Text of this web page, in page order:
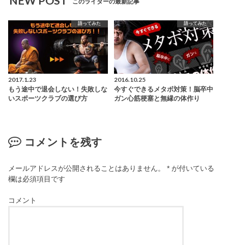
このライターの最新記事
語ってみた
2017.1.23
もう途中で退会しない！失敗しな
いスポーツクラブの選び方
語ってみた
2016.10.25
今すぐできるメタボ対策！脳卒中
ガン心筋梗塞と無縁の体作り
コメントを残す
メールアドレスが公開されることはありません。 * が付いている
欄は必須項目です
コメント